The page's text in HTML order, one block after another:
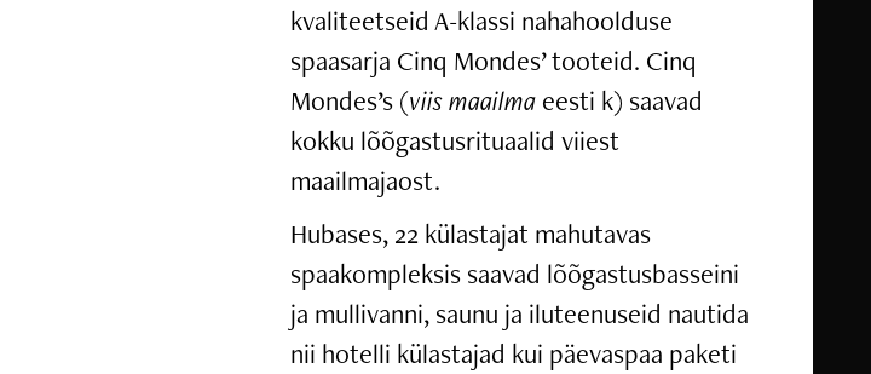
kvaliteetseid A-klassi nahahoolduse
spaasarja Cinq Mondes’ tooteid. Cinq
Mondes’s (viis maailma eesti k) saavad
kokku lõõgastusrituaalid viiest
maailmajaost.
Hubases, 22 külastajat mahutavas
spaakompleksis saavad lõõgastusbasseini
ja mullivanni, saunu ja iluteenuseid nautida
nii hotelli külastajad kui päevaspaa paketi